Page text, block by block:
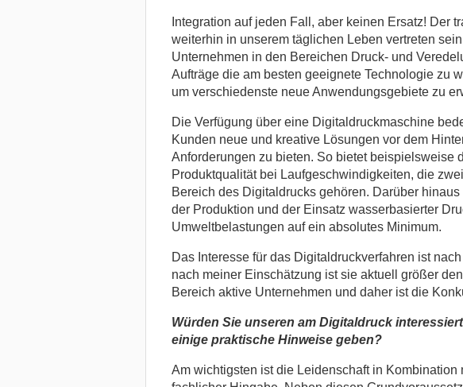
Integration auf jeden Fall, aber keinen Ersatz! Der
weiterhin in unserem täglichen Leben vertreten
Unternehmen in den Bereichen Druck- und
Aufträge die am besten geeignete Technologie zu
um verschiedenste neue Anwendungsgebiete zu
Die Verfügung über eine Digitaldruckmaschine
Kunden neue und kreative Lösungen vor dem
Anforderungen zu bieten. So bietet beispielsweise
Produktqualität bei Laufgeschwindigkeiten, die
Bereich des Digitaldrucks gehören. Darüber
der Produktion und der Einsatz wasserbasierter
Umweltbelastungen auf ein absolutes Minimum.
Das Interesse für das Digitaldruckverfahren ist
nach meiner Einschätzung ist sie aktuell größer
Bereich aktive Unternehmen und daher ist die
Würden Sie unseren am Digitaldruck
einige praktische Hinweise geben?
Am wichtigsten ist die Leidenschaft in Kombination